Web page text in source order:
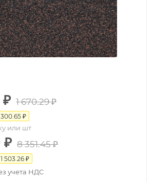
₽ 1 670.29₽
300.65 ₽
или шт
₽ 8 351.45₽
1 503.26 ₽
учета НДС